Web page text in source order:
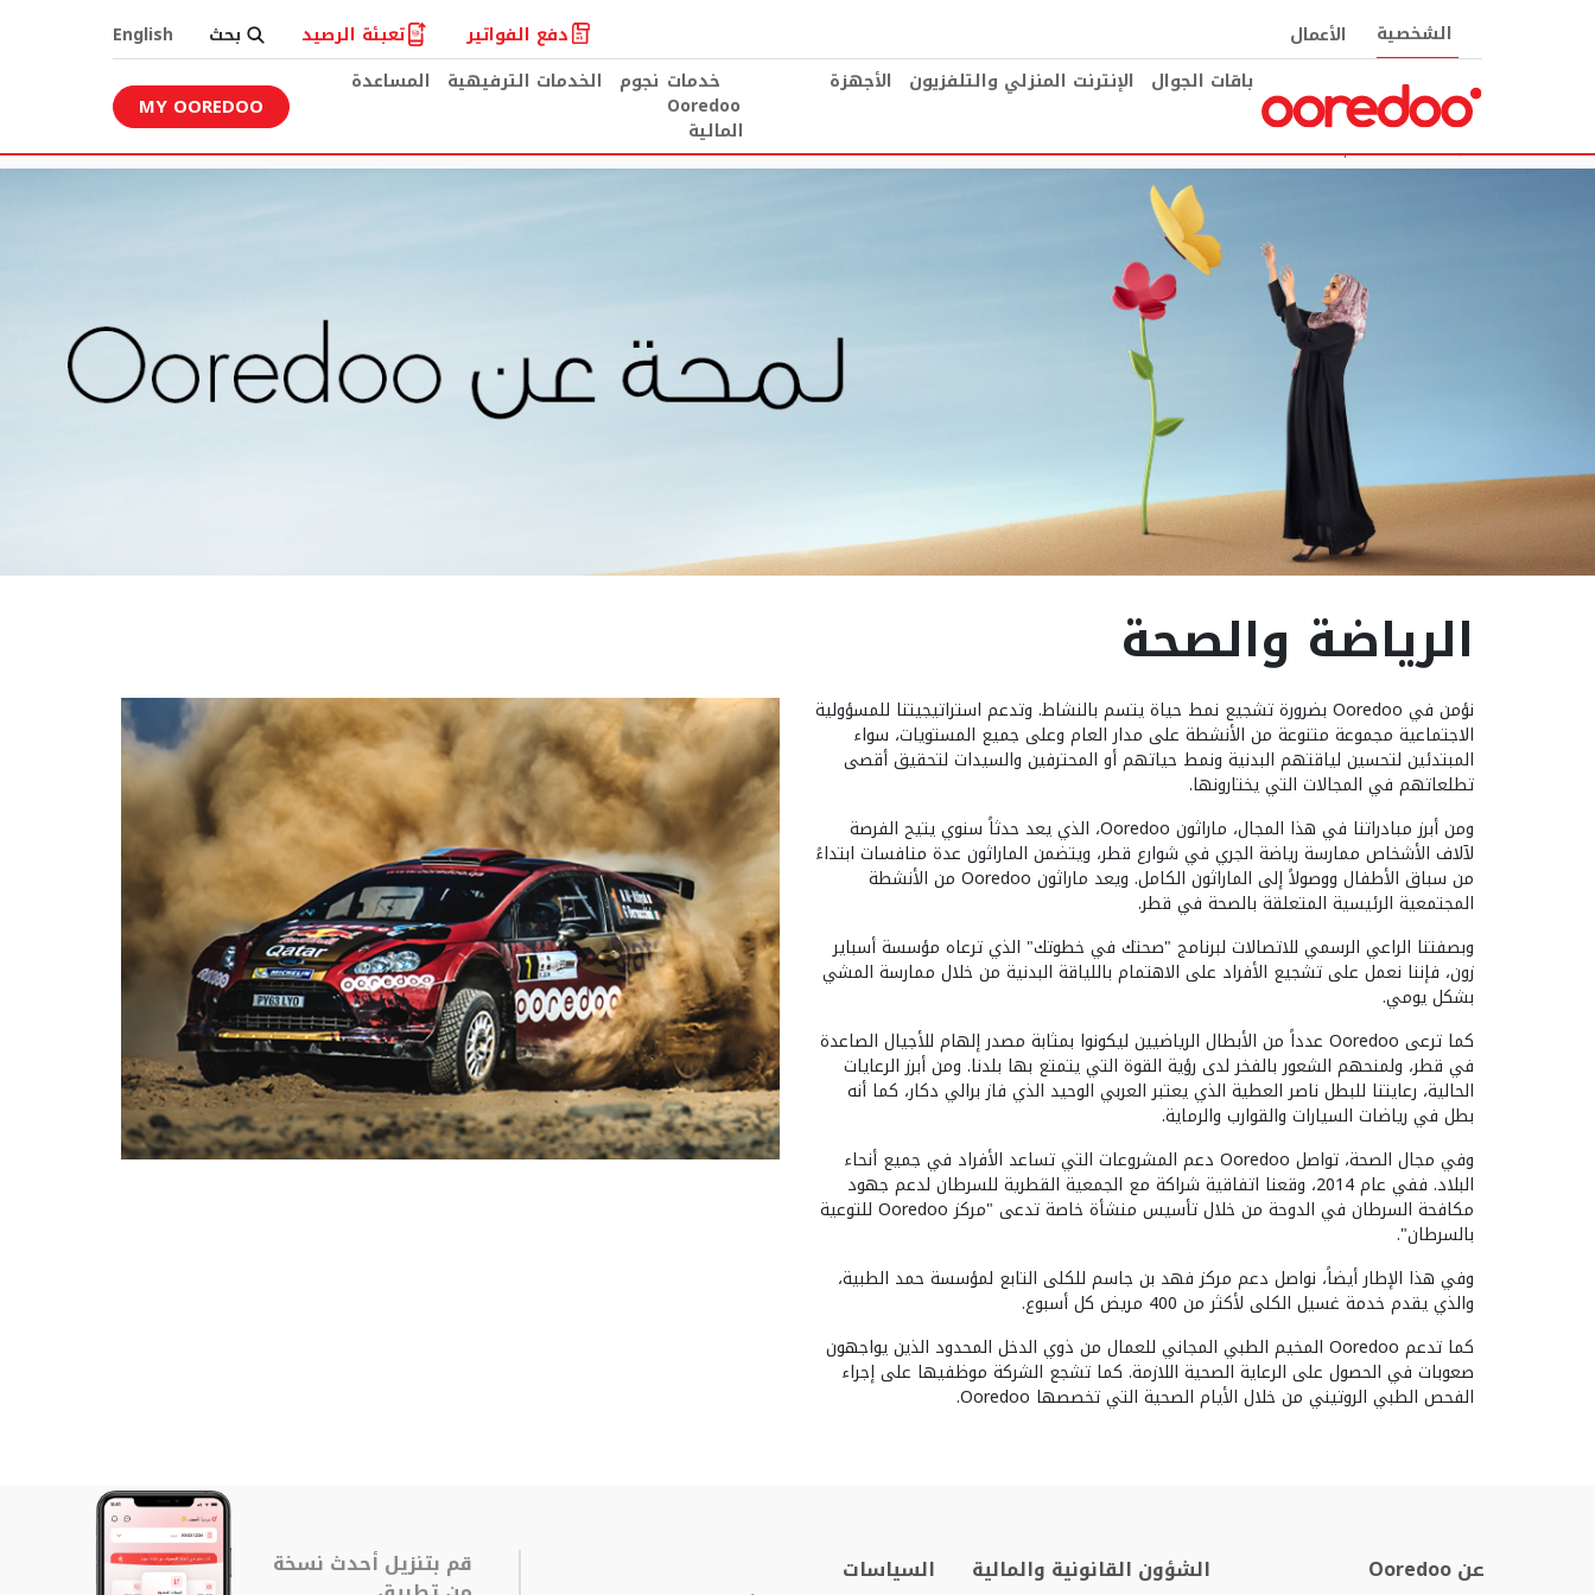
الشخصية الأعمال دفع الفواتير تعبئة الرصيد بحث
English
باقات الجوال
الإنترنت المنزلي والتلفزيون الأجهزة خدمات
Ooredoo
المالية
نجوم الخدمات الترفيهية المساعدة
MY OOREDOO
Sport-And-Health
الرياضة والصحة
نؤمن في Ooredoo بضرورة تشجيع نمط حياة يتسم بالنشاط. وتدعم استراتيجيتنا للمسؤولية
الاجتماعية مجموعة متنوعة من الأنشطة على مدار العام وعلى جميع المستويات، سواء
المبتدئين لتحسين لياقتهم البدنية ونمط حياتهم أو المحترفين والسيدات لتحقيق أقصى
تطلعاتهم في المجالات التي يختارونها.
ومن أبرز مبادراتنا في هذا المجال، ماراثون Ooredoo، الذي يعد حدثاً سنوي يتيح الفرصة
لآلاف الأشخاص ممارسة رياضة الجري في شوارع قطر، ويتضمن الماراثون عدة منافسات ابتداءً
من سباق الأطفال ووصولاً إلى الماراثون الكامل. ويعد ماراثون Ooredoo من الأنشطة
المجتمعية الرئيسية المتعلقة بالصحة في قطر.
وبصفتنا الراعي الرسمي للاتصالات لبرنامج "صحتك في خطوتك" الذي ترعاه مؤسسة أسباير
زون، فإننا نعمل على تشجيع الأفراد على الاهتمام باللياقة البدنية من خلال ممارسة المشي
بشكل يومي.
كما ترعى Ooredoo عدداً من الأبطال الرياضيين ليكونوا بمثابة مصدر إلهام للأجيال الصاعدة
في قطر، ولمنحهم الشعور بالفخر لدى رؤية القوة التي يتمتع بها بلدنا. ومن أبرز الرعايات
الحالية، رعايتنا للبطل ناصر العطية الذي يعتبر العربي الوحيد الذي فاز برالي دكار، كما أنه
بطل في رياضات السيارات والقوارب والرماية.
وفي مجال الصحة، تواصل Ooredoo دعم المشروعات التي تساعد الأفراد في جميع أنحاء
البلاد. ففي عام 2014، وقعنا اتفاقية شراكة مع الجمعية القطرية للسرطان لدعم جهود
مكافحة السرطان في الدوحة من خلال تأسيس منشأة خاصة تدعى "مركز Ooredoo للتوعية
بالسرطان".
وفي هذا الإطار أيضاً، نواصل دعم مركز فهد بن جاسم للكلى التابع لمؤسسة حمد الطبية،
والذي يقدم خدمة غسيل الكلى لأكثر من 400 مريض كل أسبوع.
كما تدعم Ooredoo المخيم الطبي المجاني للعمال من ذوي الدخل المحدود الذين يواجهون
صعوبات في الحصول على الرعاية الصحية اللازمة. كما تشجع الشركة موظفيها على إجراء
الفحص الطبي الروتيني من خلال الأيام الصحية التي تخصصها Ooredoo.
عن Ooredoo الشؤون القانونية والمالية السياسات قم بتنزيل أحدث نسخة